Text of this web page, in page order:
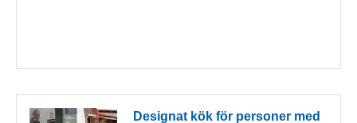
Designat kök för personer med